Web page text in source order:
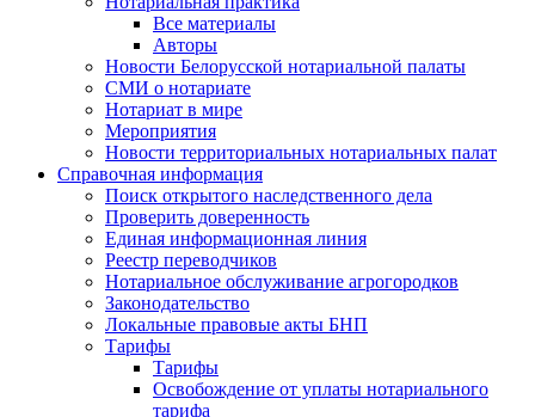
Все материалы
Авторы
Новости Белорусской нотариальной палаты
СМИ о нотариате
Нотариат в мире
Мероприятия
Новости территориальных нотариальных палат
Справочная информация
Поиск открытого наследственного дела
Проверить доверенность
Единая информационная линия
Реестр переводчиков
Нотариальное обслуживание агрогородков
Законодательство
Локальные правовые акты БНП
Тарифы
Тарифы
Освобождение от уплаты нотариального
тарифа